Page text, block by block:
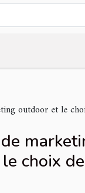
outdoor et le
choix